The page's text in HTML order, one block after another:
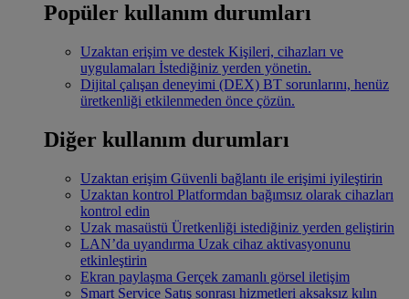
Popüler kullanım durumları
Uzaktan erişim ve destek Kişileri, cihazları ve
uygulamaları İstediğiniz yerden yönetin.
Dijital çalışan deneyimi (DEX) BT sorunlarını, henüz
üretkenliği etkilenmeden önce çözün.
Diğer kullanım durumları
Uzaktan erişim Güvenli bağlantı ile erişimi iyileştirin
Uzaktan kontrol Platformdan bağımsız olarak cihazları
kontrol edin
Uzak masaüstü Üretkenliği istediğiniz yerden geliştirin
LAN’da uyandırma Uzak cihaz aktivasyonunu
etkinleştirin
Ekran paylaşma Gerçek zamanlı görsel iletişim
Smart Service Satış sonrası hizmetleri aksaksız kılın